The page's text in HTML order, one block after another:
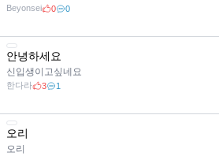
Beyonsei 0 0
안녕하세요
신입생이고싶네요
한다라 3 1
오리
오리